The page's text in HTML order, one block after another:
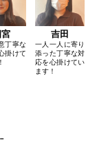
宮
丁寧な
掛けて
吉田
一人一人に寄り
添った丁寧な対
応を心掛けてい
ます！